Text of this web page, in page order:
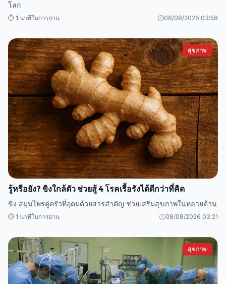
โลก
⏱️ 1 นาทีในการอ่าน 08/08/2026 03:58
สุขภาพ
รู้หรือยัง? ขิงใกล้ตัว ช่วยสู้ 4 โรคเรื้อรังได้ดีกว่าที่คิด
ขิง สมุนไพรคู่ครัวที่อุดมด้วยสารสำคัญ ช่วยเสริมสุขภาพในหลายด้าน
⏱️ 1 นาทีในการอ่าน 08/08/2026 03:21
สุขภาพ